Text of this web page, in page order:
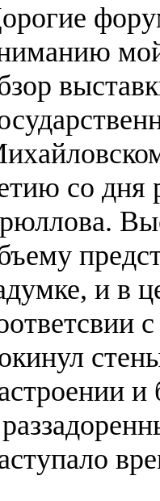
со дня
и в
и